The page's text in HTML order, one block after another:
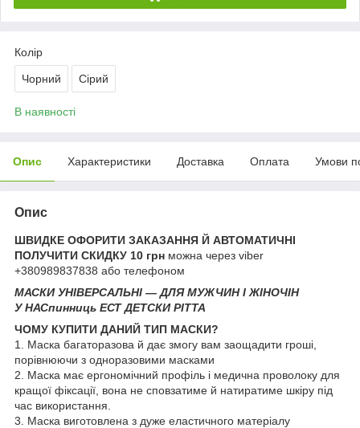
Колір
Чорний Сірий
В наявності
Опис Характеристики Доставка Оплата Умови
Опис
ШВИДКЕ ОФОРИТИ ЗАКАЗАННЯ Й АВТОМАТИЧНІ
ПОЛУЧИТИ СКИДКУ 10 грн можна через viber
+380989837838 або телефоном
МАСКИ УНІВЕРСАЛЬНІ — ДЛЯ МУЖЧИН І ЖІНОЧІН
У НАСпинниць ЕСТ ДЕТСКИ PITTA
ЧОМУ КУПИТИ ДАНИЙ ТИП МАСКИ?
1. Маска багаторазова й дає змогу вам заощадити гроші,
порівнюючи з одноразовими масками
2. Маска має ергономічний профіль і медична проволоку для
кращої фіксації, вона не сповзатиме й натиратиме шкіру під
час використання.
3. Маска виготовлена з дуже еластичного матеріалу